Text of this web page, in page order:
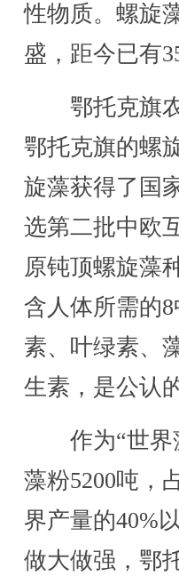
性物质。螺旋
盛，距今已有
鄂托克旗农
鄂托克旗的螺
旋藻获得了国
选第二批中欧
原钝顶螺旋藻
含人体所需的
素、叶绿素、
生素，是公认
作为“世界
藻粉5200吨，
界产量的40%
做大做强，鄂